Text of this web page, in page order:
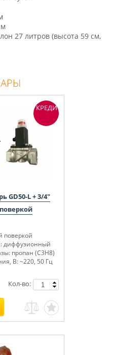
27 литров (высота 59 см,
GD50-L + 3/4"
поверкой
диффузионный
пропан (C3H8)
В: ~220, 50 Гц
Кол-во:
КРЕДИТ